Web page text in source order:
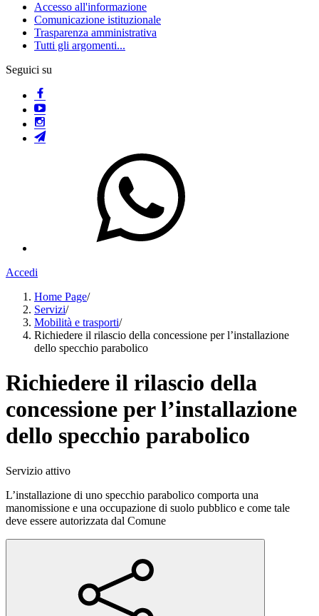
Accesso all'informazione
Comunicazione istituzionale
Trasparenza amministrativa
Tutti gli argomenti...
Seguici su
Accedi
Home Page/
Servizi/
Mobilità e trasporti/
Richiedere il rilascio della concessione per l’installazione
dello specchio parabolico
Richiedere il rilascio della
concessione per l’installazione
dello specchio parabolico
Servizio attivo
L’installazione di uno specchio parabolico comporta una
manomissione e una occupazione di suolo pubblico e come tale
deve essere autorizzata dal Comune